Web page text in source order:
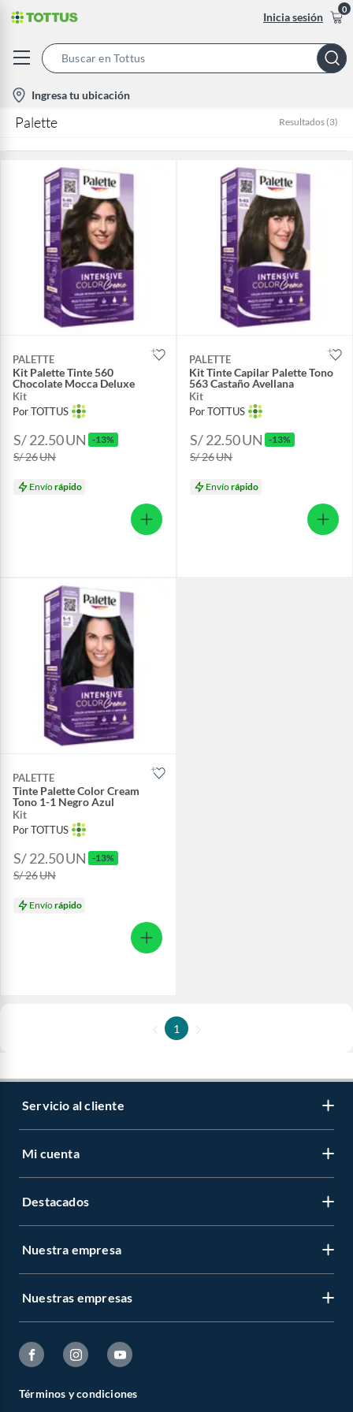
Inicia sesión
0
Bar
location-
icon
Ingresa tu ubicación
Palette Resultados (3)
PALETTE
Kit Palette Tinte 560
Chocolate Mocca Deluxe
Kit
Por TOTTUS
S/ 22.50UN -13%
S/ 26UN
Envíorápido
PALETTE
Kit Tinte Capilar Palette Tono
563 Castaño Avellana
Kit
Por TOTTUS
S/ 22.50UN -13%
S/ 26UN
Envíorápido
PALETTE
Tinte Palette Color Cream
Tono 1-1 Negro Azul
Kit
Por TOTTUS
S/ 22.50UN -13%
S/ 26UN
Envíorápido
1
Servicio al cliente
Mi cuenta
Destacados
Nuestra empresa
Nuestras empresas
Términos y condiciones